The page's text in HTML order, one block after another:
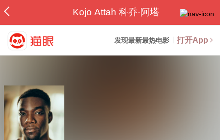
Kojo Attah 科乔·阿塔
发现最新最热电影 打开App